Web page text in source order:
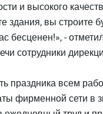
и высокого
здания, вы строите
бесценен!», -
сотрудники
праздника всем
фирменной сети в